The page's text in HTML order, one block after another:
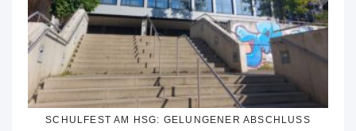
SCHULFEST AM HSG: GELUNGENER ABSCHLUSS